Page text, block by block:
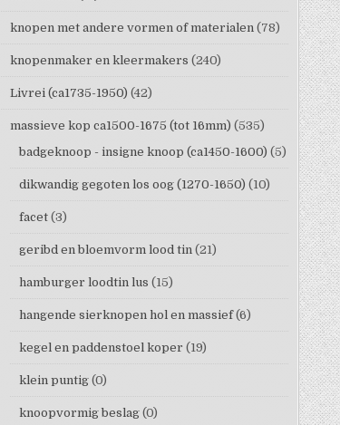
knopen met andere vormen of materialen (78)
knopenmaker en kleermakers (240)
Livrei (ca1735-1950) (42)
massieve kop ca1500-1675 (tot 16mm) (535)
badgeknoop - insigne knoop (ca1450-1600) (5)
dikwandig gegoten los oog (1270-1650) (10)
facet (3)
geribd en bloemvorm lood tin (21)
hamburger loodtin lus (15)
hangende sierknopen hol en massief (6)
kegel en paddenstoel koper (19)
klein puntig (0)
knoopvormig beslag (0)